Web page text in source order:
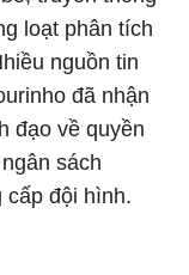
loạt phân tích
nguồn tin
đã nhận
đạo về quyền
sách
cấp đội hình.